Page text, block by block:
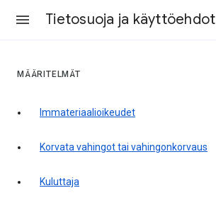
Tietosuoja ja käyttöehdot
MÄÄRITELMÄT
Immateriaalioikeudet
korvata vahingot tai vahingonkorvaus
kuluttaja